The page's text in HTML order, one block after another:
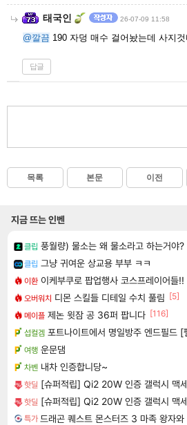
태국인 26-07-09 11:58
@깔끔 190 자덩 매수 걸어놨는데 사지것
답글
목록 본문 이전
지금 뜨는 인벤
클립 풍월량) 물소는 왜 물소라고 하는거야? 아
클립 그냥 귀여운 상교용 부부 ㅋㅋ
이환 이케부쿠로 팝업행사 코스프레이어들!!
오버워치 디몬 스킬들 디테일 수치 풀림 [5]
메이플 제논 윗잠 공 36퍼 팝니다 [116]
섭컬겜 포트나이트에서 명일방주 엔드필드 [
여행 운문댐
차벤 내차 인증합니당~
핫딜 [슈퍼적립] Qi2 20W 인증 갤럭시 맥세이프 케이스 초슬림 카본 에어스킨아
핫딜 [슈퍼적립] Qi2 20W 인증 갤럭시 맥세이프 케이스 에어핏
특가